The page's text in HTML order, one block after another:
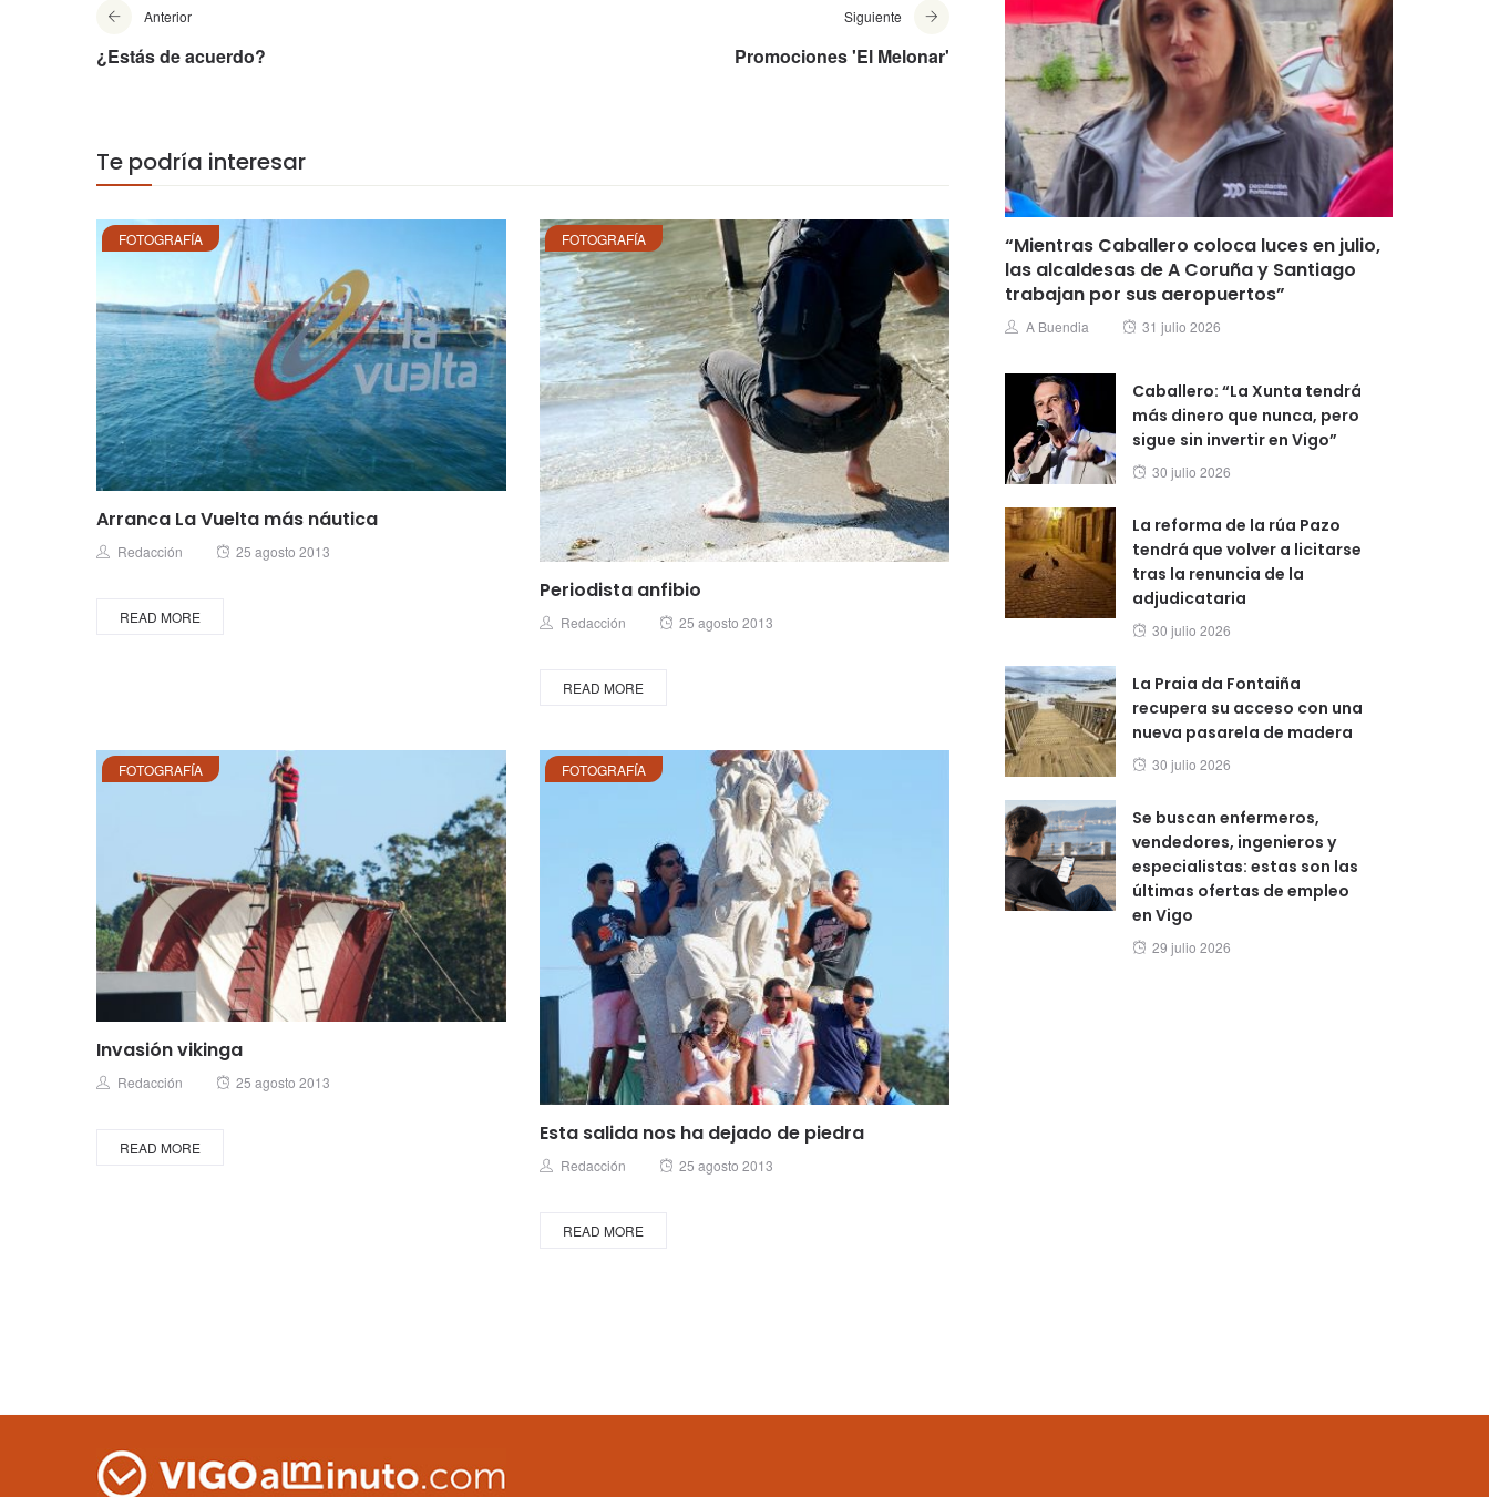
Anterior
¿Estás de acuerdo?
Siguiente
Promociones 'El Melonar'
Te podría interesar
FOTOGRAFÍA
Arranca La Vuelta más náutica
Author
Redacción
Posted
25 agosto 2013
READ MORE
FOTOGRAFÍA
Periodista anfibio
Author
Redacción
Posted
25 agosto 2013
READ MORE
FOTOGRAFÍA
Invasión vikinga
Author
Redacción
Posted
25 agosto 2013
READ MORE
FOTOGRAFÍA
Esta salida nos ha dejado de piedra
Author
Redacción
Posted
25 agosto 2013
READ MORE
“Mientras Caballero coloca luces en julio,
las alcaldesas de A Coruña y Santiago
trabajan por sus aeropuertos”
Author
A Buendia
Posted
31 julio 2026
Caballero: “La Xunta tendrá
más dinero que nunca, pero
sigue sin invertir en Vigo”
Posted
30 julio 2026
La reforma de la rúa Pazo
tendrá que volver a licitarse
tras la renuncia de la
adjudicataria
Posted
30 julio 2026
La Praia da Fontaiña
recupera su acceso con una
nueva pasarela de madera
Posted
30 julio 2026
Se buscan enfermeros,
vendedores, ingenieros y
especialistas: estas son las
últimas ofertas de empleo
en Vigo
Posted
29 julio 2026